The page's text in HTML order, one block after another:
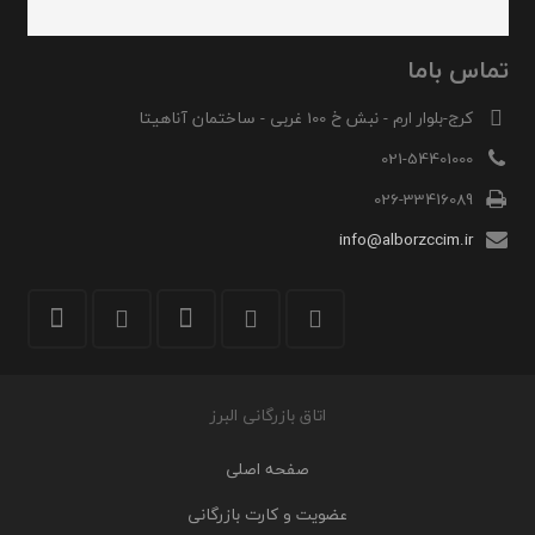
تماس باما
کرج-بلوار ارم - نبش خ 100 غربی - ساختمان آناهیتا
021-54401000
026-33416089
info@alborzccim.ir
اتاق بازرگانی البرز
صفحه اصلی
عضویت و کارت بازرگانی